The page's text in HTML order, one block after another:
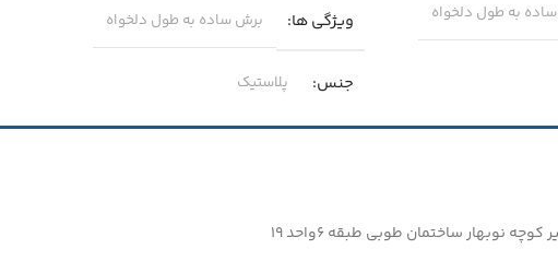
به طول دلخواه ویژگی ها برش ساده به طول دلخواه
جنس پلاستیک
نوبهار ساختمان طوبی طبقه ۶واحد ۱۹